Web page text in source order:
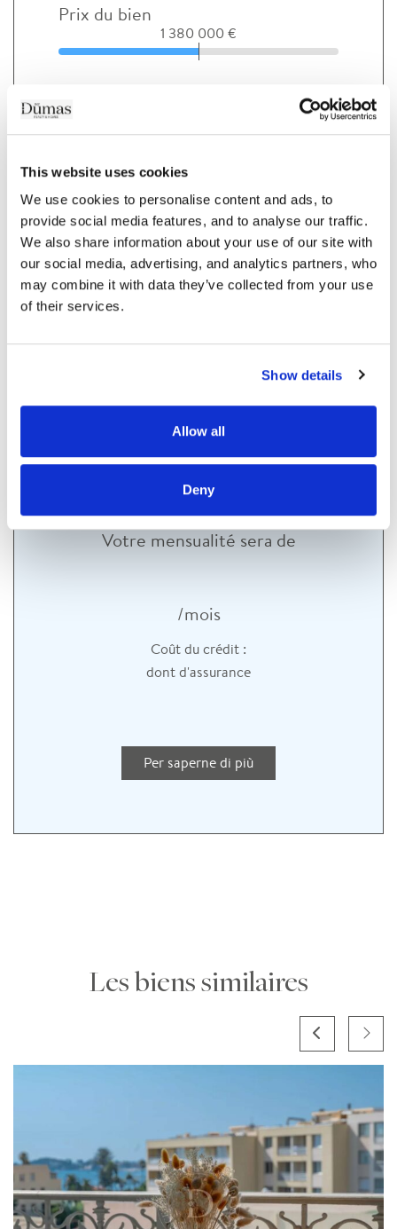
This website uses cookies
We use cookies to personalise content and ads, to
provide social media features, and to analyse our traffic.
We also share information about your use of our site with
our social media, advertising, and analytics partners, who
may combine it with data they’ve collected from your use
of their services.
Show details
Allow all
Deny
Prix du bien
1 380 000 €
Durée de votre prêt
138 000 €
Taux d'intérêt avant négociation (%)
Votre mensualité sera de
/mois
Coût du crédit :
dontd'assurance
Per saperne di più
Les biens similaires